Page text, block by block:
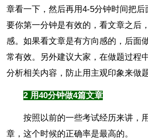
章看一下，然后再用4-5分钟时间把后
要你第一分钟是有效的，看文章之后
感。如果看文章是有方向感的，后面
常有效。另外建议大家，在做题过程
分析相关内容，防止用主观印象来做题
2 用40分钟做4篇文章
按照以前的一些考试经历来讲，
章，这个时候的正确率是最高的。